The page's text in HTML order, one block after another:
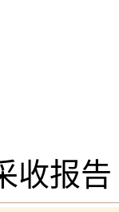
收报告